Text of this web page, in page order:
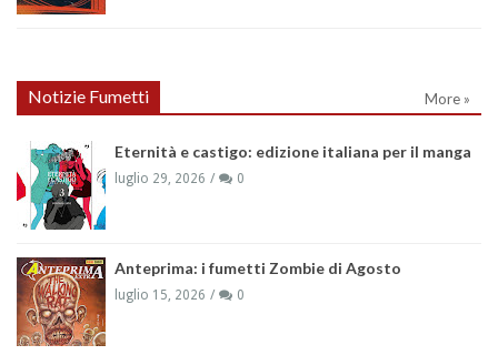
Notizie Fumetti More »
Eternità e castigo: edizione italiana per il manga
luglio 29, 2026 0
Anteprima: i fumetti Zombie di Agosto
luglio 15, 2026 0